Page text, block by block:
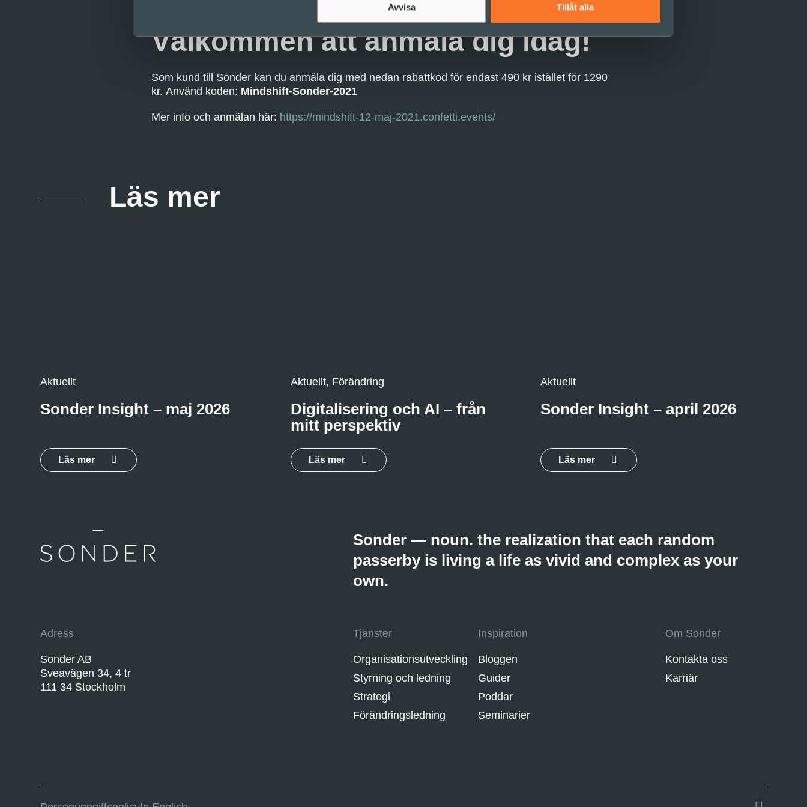
Avvisa Tillåt alla
Välkommen att anmäla dig idag!​
Som kund till Sonder kan du anmäla dig med nedan rabattkod för endast 490 kr istället för 1290
kr. Använd koden: Mindshift-Sonder-2021
Mer info och anmälan här: https://mindshift-12-maj-2021.confetti.events/
Läs mer
Aktuellt
Sonder Insight – maj 2026
Läs mer
Aktuellt, Förändring
Digitalisering och AI – från
mitt perspektiv
Läs mer
Aktuellt
Sonder Insight – april 2026
Läs mer
Sonder — noun. the realization that each random
passerby is living a life as vivid and complex as your
own.
Adress
Sonder AB
Sveavägen 34, 4 tr
111 34 Stockholm
Tjänster
Organisationsutveckling
Styrning och ledning
Strategi
Förändringsledning
Inspiration
Bloggen
Guider
Poddar
Seminarier
Om Sonder
Kontakta oss
Karriär